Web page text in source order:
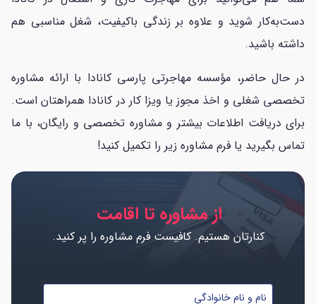
دست‌به‌کار شوید و علاوه بر زندگی باکیفیت، شغل مناسبی هم
داشته باشید.
در حال حاضر، مؤسسه مهاجرتی پارسی کانادا با ارائه مشاوره
تخصصی شغلی و اخذ مجوز یا ویزا کار در کانادا همراهتان است.
برای دریافت اطلاعات بیشتر و مشاوره تخصصی و رایگان، با ما
تماس بگیرید یا فرم مشاوره زیر را تکمیل کنید!
از مشاوره تا اقامت
کنارتان هستیم. کافیست فرم مشاوره را پر کنید.
نام